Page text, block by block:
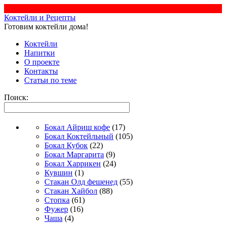
Коктейли и Рецепты
Готовим коктейли дома!
Коктейли
Напитки
О проекте
Контакты
Статьи по теме
Поиск:
Бокал Айриш кофе (17)
Бокал Коктейльный (105)
Бокал Кубок (22)
Бокал Маргарита (9)
Бокал Харрикен (24)
Кувшин (1)
Стакан Олд фешенед (55)
Стакан Хайбол (88)
Стопка (61)
Фужер (16)
Чаша (4)